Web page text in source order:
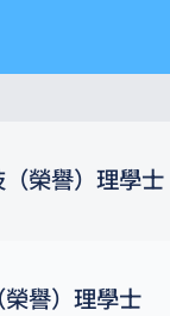
榮譽）理學士
譽）理學士